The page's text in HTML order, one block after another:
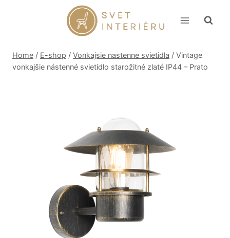
Home / E-shop / Vonkajsie nastenne svietidla / Vintage
vonkajšie nástenné svietidlo starožitné zlaté IP44 – Prato